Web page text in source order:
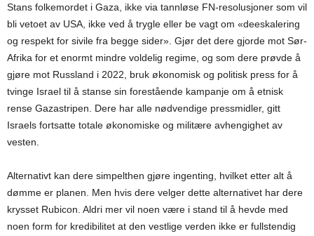
Stans folkemordet i Gaza, ikke via tannløse FN-resolusjoner som vil
bli vetoet av USA, ikke ved å trygle eller be vagt om «deeskalering
og respekt for sivile fra begge sider». Gjør det dere gjorde mot Sør-
Afrika for et enormt mindre voldelig regime, og som dere prøvde å
gjøre mot Russland i 2022, bruk økonomisk og politisk press for å
tvinge Israel til å stanse sin forestående kampanje om å etnisk
rense Gazastripen. Dere har alle nødvendige pressmidler, gitt
Israels fortsatte totale økonomiske og militære avhengighet av
vesten.
Alternativt kan dere simpelthen gjøre ingenting, hvilket etter alt å
dømme er planen. Men hvis dere velger dette alternativet har dere
krysset Rubicon. Aldri mer vil noen være i stand til å hevde med
noen form for kredibilitet at den vestlige verden ikke er fullstendig